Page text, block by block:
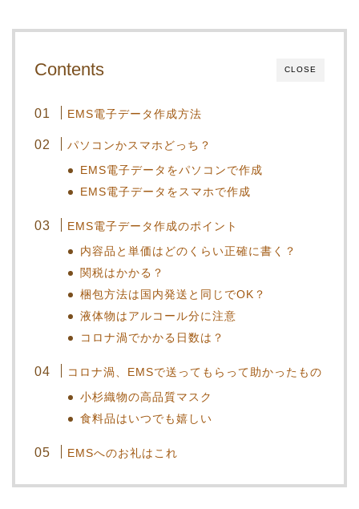
CLOSE
Contents
EMS電子データ作成方法
パソコンかスマホどっち？
EMS電子データをパソコンで作成
EMS電子データをスマホで作成
EMS電子データ作成のポイント
内容品と単価はどのくらい正確に書く？
関税はかかる？
梱包方法は国内発送と同じでOK？
液体物はアルコール分に注意
コロナ渦でかかる日数は？
コロナ渦、EMSで送ってもらって助かったもの
小杉織物の高品質マスク
食料品はいつでも嬉しい
EMSへのお礼はこれ